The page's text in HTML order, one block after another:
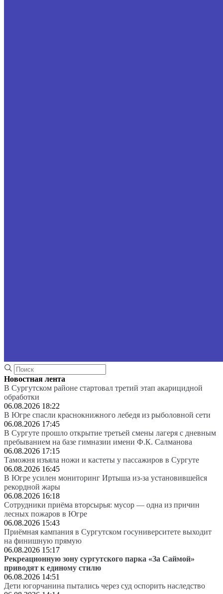
Новостная лента
В Сургутском районе стартовал третий этап акарицидной
обработки
06.08.2026 18:22
В Югре спасли краснокнижного лебедя из рыболовной сети
06.08.2026 17:45
В Сургуте прошло открытие третьей смены лагеря с дневным
пребыванием на базе гимназии имени Ф.К. Салманова
06.08.2026 17:15
Таможня изъяла ножи и кастеты у пассажиров в Сургуте
06.08.2026 16:45
В Югре усилен мониторинг Иртыша из-за установившейся
рекордной жары
06.08.2026 16:18
Сотрудники приёма вторсырья: мусор — одна из причин
лесных пожаров в Югре
06.08.2026 15:43
Приёмная кампания в Сургутском госуниверситете выходит
на финишную прямую
06.08.2026 15:17
Рекреационную зону сургутского парка «За Саймой»
приводят к единому стилю
06.08.2026 14:51
Дети югорчанина пытались через суд оспорить наследство